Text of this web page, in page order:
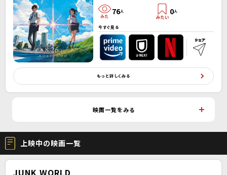
76人 0人
今すぐ見る
もっと詳しくみる
映画一覧をみる
上映中の映画一覧